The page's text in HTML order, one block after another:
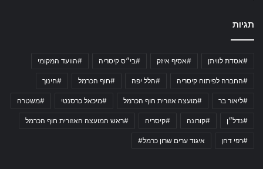
תגיות
#אסדת לוויתן #אסיף איזק #בי״ס קיסריה #הוועד המקומי
#החברה לפיתוח קיסריה #הלל יפה #חוף הכרמל #חינוך
#ליאור בר #מועצה אזורית חוף הכרמל #מיכאל כרסנטי #משטרה
#נדל״ן #קורונה #קיסריה #ראש המועצה האזורית חוף הכרמל
#רפי דהן איגוד ערים שרון כרמל#